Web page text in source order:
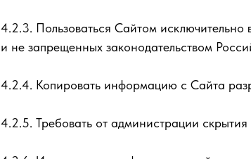
4.2.3. Пользоваться Сайтом
и не запрещенных законодательством
4.2.4. Копировать информацию с Сайта
4.2.5. Требовать от администрации